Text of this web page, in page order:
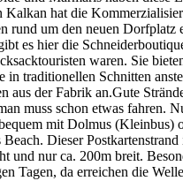
Kalkan hat die
rund um den neuen Dorfplatz
es hier die
waren. Sie
in traditionellen Schnitten
aus der Fabrik an.Gute
muss schon etwas fahren.
mit Dolmus (Kleinbus)
Dieser
und nur ca. 200m breit.
Tagen, da erreichen die